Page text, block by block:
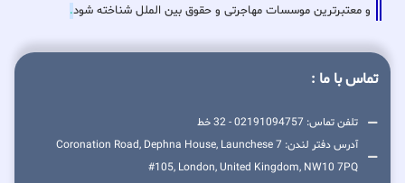
و معتبرترین موسسات مهاجرتی و حقوق بین الملل شناخته شود.
تماس با ما :
تلفن تماس: 02191094757 - 32 خط
آدرس دفتر لندن: 7 Coronation Road, Dephna House, Launchese
#105, London, United Kingdom, NW10 7PQ